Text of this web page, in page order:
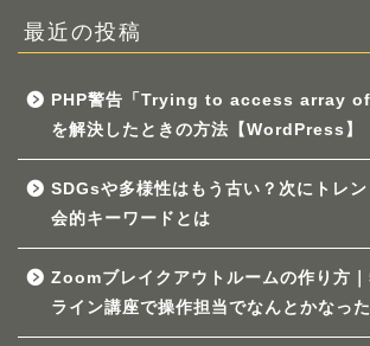
最近の投稿
PHP警告「Trying to access array
を解決したときの方法【WordPress】
SDGsや多様性はもう古い？次にトレ
会的キーワードとは
Zoomブレイクアウトルームの作り方
ライン講座で操作担当でなんとかなっ